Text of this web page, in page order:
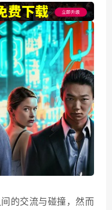
的交流与碰撞，然而